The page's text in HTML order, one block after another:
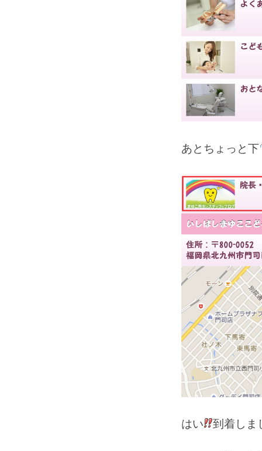
あとちょっと下
はい 到着しま